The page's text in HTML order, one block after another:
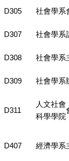
D305 社會學系
D307
社會學系
D308 社會學系
D309
社會學系
D311
人文社會
科學學院
D407 經濟學系